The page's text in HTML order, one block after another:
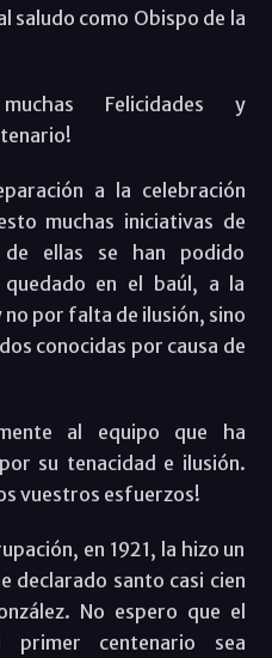
saludo como Obispo de la
Felicidades y
a la celebración
muchas iniciativas de
de ellas se han podido
en el baúl, a la
por falta de ilusión, sino
conocidas por causa de
al equipo que ha
su tenacidad e ilusión.
vuestros esfuerzos!
en 1921, la hizo un
declarado santo casi cien
No espero que el
centenario sea